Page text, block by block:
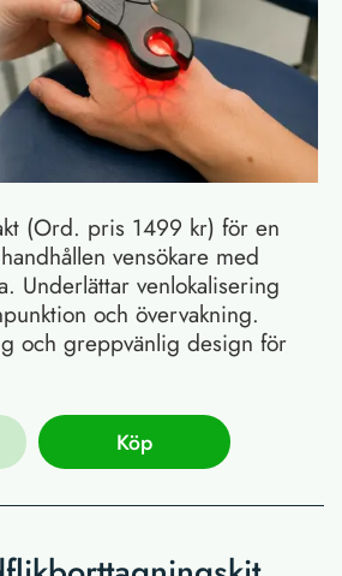
(Ord. pris 1499 kr) för en
vensökare med
Underlättar venlokalisering
och övervakning.
och greppvänlig design för
Köp